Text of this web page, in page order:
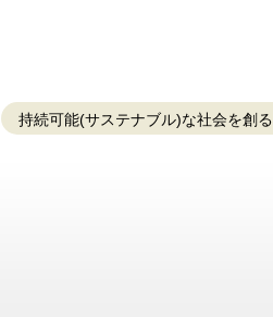
持続可能(サステナブル)な社会を創る